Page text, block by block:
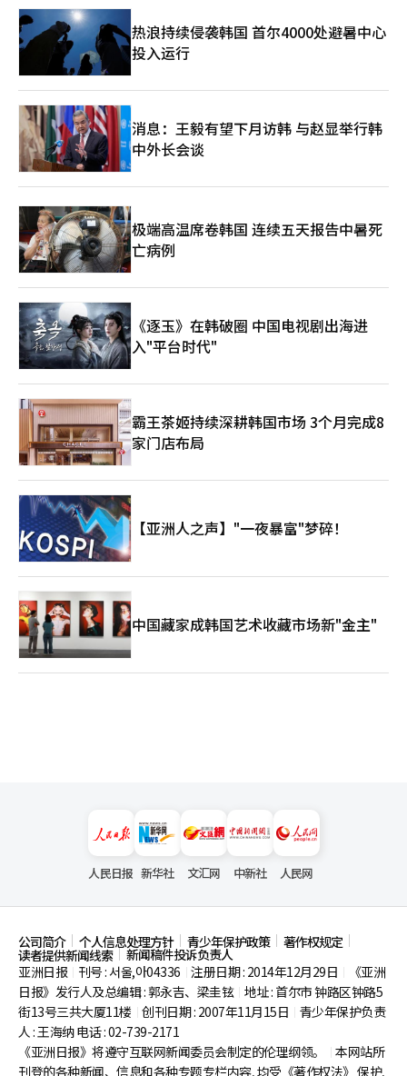
热浪持续侵袭韩国 首尔4000处避暑中心
投入运行
消息：王毅有望下月访韩 与赵显举行韩
中外长会谈
极端高温席卷韩国 连续五天报告中暑死
亡病例
《逐玉》在韩破圈 中国电视剧出海进
入"平台时代"
霸王茶姬持续深耕韩国市场 3个月完成8
家门店布局
【亚洲人之声】"一夜暴富"梦碎！
中国藏家成韩国艺术收藏市场新"金主"
人民日报 新华社 文汇网 中新社 人民网
公司简介 个人信息处理方针 青少年保护政策 著作权规定
读者提供新闻线索
新闻稿件投诉负责人
亚洲日报
刊号 : 서울,아04336 注册日期 : 2014年12月29日
《亚洲
日报》发行人及总编辑 : 郭永吉、梁圭铉 地址 : 首尔市钟路区钟路5
街13号三共大厦11楼 创刊日期 : 2007年11月15日
青少年保护负责
人 : 王海纳 电话 : 02-739-2171
《亚洲日报》将遵守互联网新闻委员会制定的伦理纲领。
本网站所
刊登的各种新闻、信息和各种专题专栏内容, 均受《著作权法》 保护,